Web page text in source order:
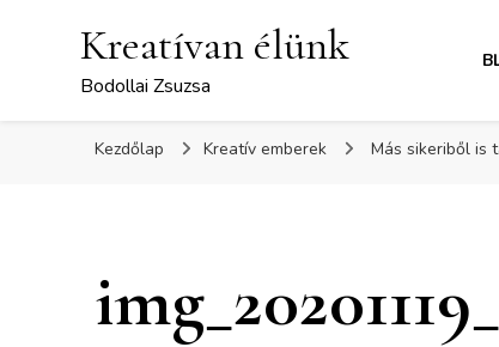
Kreatívan élünk
Bodollai Zsuzsa
Kezdőlap Kreatív emberek Más sikeriből is